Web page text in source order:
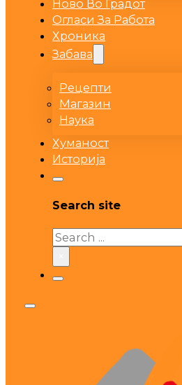
Ново Во Градот
Огласи За Работа
Хроника
Забава
Рецепти
Магазин
Наука
Хуманост
Историја
Search site
Search